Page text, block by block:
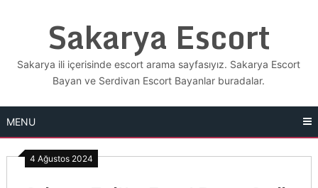
Sakarya Escort
Sakarya ili içerisinde escort arama sayfasıyız. Sakarya Escort
Bayan ve Serdivan Escort Bayanlar buradalar.
MENU
4 Ağustos 2024